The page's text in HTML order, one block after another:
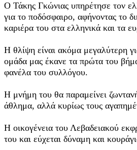
Ο Τάκης Γκώνιας υπηρέτησε τον
για το ποδόσφαιρο, αφήνοντας το
καριέρα του στα ελληνικά και τα
Η θλίψη είναι ακόμα μεγαλύτερη
ομάδα μας έκανε τα πρώτα του
φανέλα του συλλόγου.
Η μνήμη του θα παραμείνει
άθλημα, αλλά κυρίως τους
Η οικογένεια του Λεβαδειακού
του και εύχεται δύναμη και